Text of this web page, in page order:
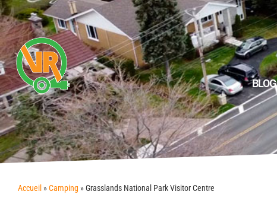
BLOG
Accueil »Camping »Grasslands National Park Visitor Centre